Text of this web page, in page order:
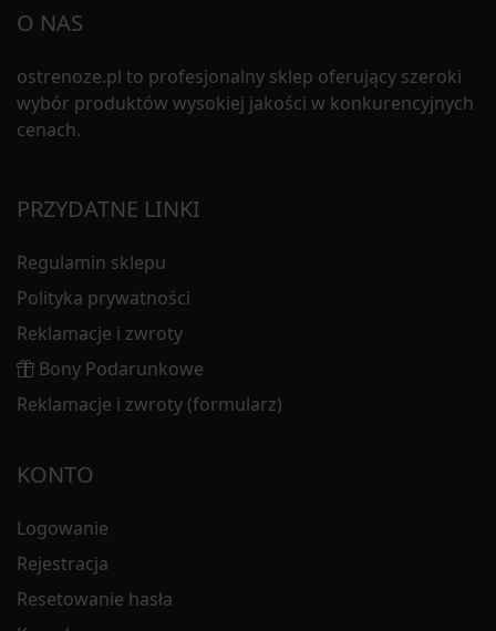
O NAS
ostrenoze.pl to profesjonalny sklep oferujący szeroki
wybór produktów wysokiej jakości w konkurencyjnych
cenach.
PRZYDATNE LINKI
Regulamin sklepu
Polityka prywatności
Reklamacje i zwroty
Bony Podarunkowe
Reklamacje i zwroty (formularz)
KONTO
Logowanie
Rejestracja
Resetowanie hasła